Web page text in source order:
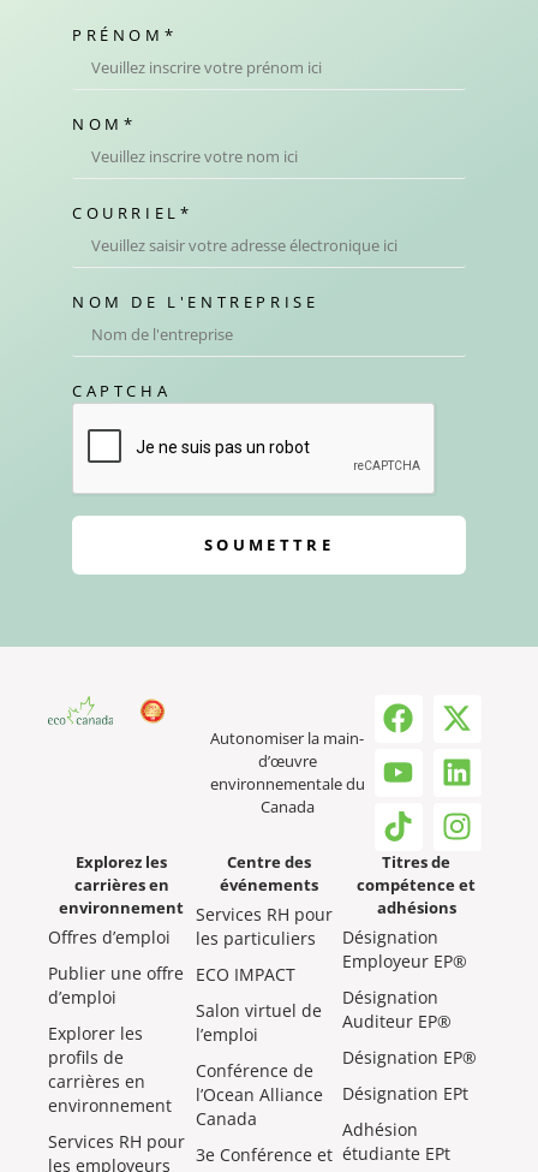
PRÉNOM *
NOM *
COURRIEL *
NOM DE L'ENTREPRISE
CAPTCHA
SOUMETTRE
Autonomiser la main-
d’œuvre
environnementale du
Canada
Explorez les
carrières en
environnement
Offres d’emploi
Publier une offre
d’emploi
Explorer les
profils de
carrières en
environnement
Services RH pour
les employeurs
Centre des
événements
Services RH pour
les particuliers
ECO IMPACT
Salon virtuel de
l’emploi
Conférence de
l’Ocean Alliance
Canada
3e Conférence et
Titres de
compétence et
adhésions
Désignation
Employeur EP®
Désignation
Auditeur EP®
Désignation EP®
Désignation EPt
Adhésion
étudiante EPt